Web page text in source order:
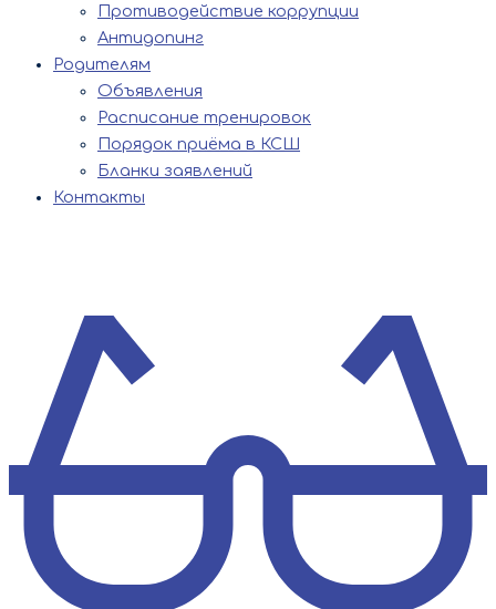
Противодействие коррупции
Антидопинг
Родителям
Объявления
Расписание тренировок
Порядок приёма в КСШ
Бланки заявлений
Контакты